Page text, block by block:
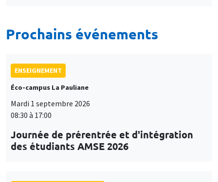
Prochains événements
ENSEIGNEMENT
Éco-campus La Pauliane
Mardi 1 septembre 2026
08:30 à 17:00
Journée de prérentrée et d'intégration
des étudiants AMSE 2026